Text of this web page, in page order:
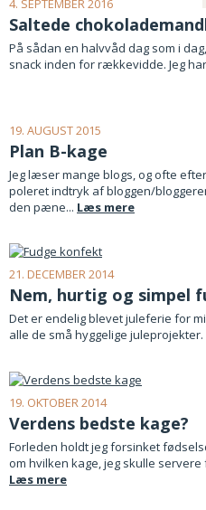
Saltede
På sådan en halvvåd dag som i
snack inden for rækkevidde. Jeg
19. AUGUST 2015
Plan B-kage
Jeg læser mange blogs, og ofte
poleret indtryk af bloggen/
den pæne... Læs mere
21. DECEMBER 2014
Nem, hurtig og simpel
Det er endelig blevet juleferie for
alle de små hyggelige juleprojekter.
19. OKTOBER 2014
Verdens bedste kage?
Forleden holdt jeg forsinket
om hvilken kage, jeg skulle
Læs mere